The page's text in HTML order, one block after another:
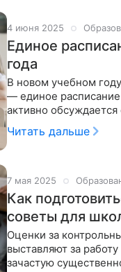
4 июня 2025
Единое
года
В новом учебном
— единое расписание
активно
возникают новые
Читать дальше
7 мая 2025
Как
советы для
Оценки за
выставляют за
зачастую